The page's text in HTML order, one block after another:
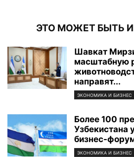
ЭТО МОЖЕТ БЫТЬ
Шавкат
масштабную
направят...
ЭКОНОМИКА И БИЗНЕС
Более 100
Узбекистана
бизнес-
ЭКОНОМИКА И БИЗНЕС